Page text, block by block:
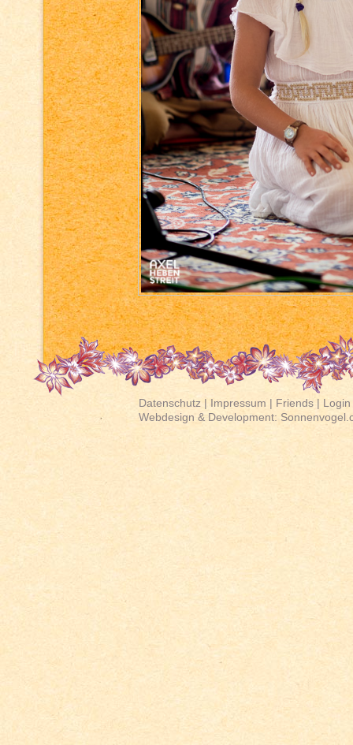
Datenschutz | Impressum | Friends | Login
Webdesign & Development: